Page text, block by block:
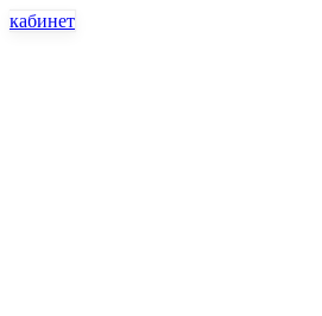
кабинет